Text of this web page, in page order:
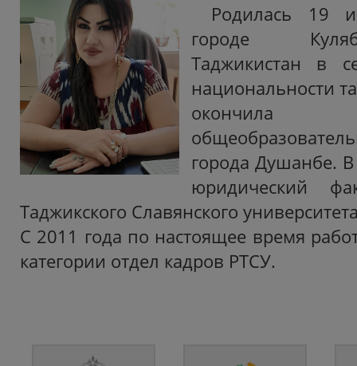
Родилась 19
городе
Таджикистан в
национальности
города Душанбе.
юридический
Таджикского Славянского
С 2011 года по настоящее время
категории отдел кадров РТСУ.